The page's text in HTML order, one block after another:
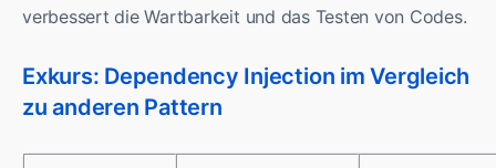
verbessert die Wartbarkeit und das Testen von Codes.
Exkurs: Dependency Injection im Vergleich
zu anderen Pattern